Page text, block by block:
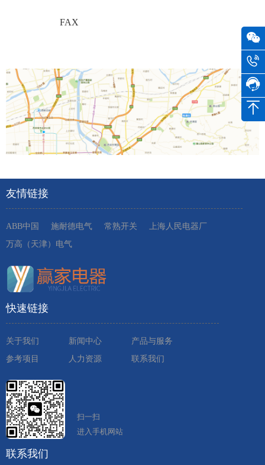
FAX
友情链接
ABB中国 施耐德电气 常熟开关
上海人民电器厂
万高（天津）电气
快速链接
关于我们 新闻中心
产品与服务
参考项目
人力资源 联系我们
扫一扫
进入手机网站
联系我们